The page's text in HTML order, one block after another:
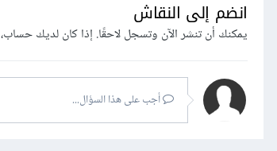
انضم إلى النقاش
يمكنك أن تنشر الآن وتسجل لاحقًا. إذا كان لديك حساب،
أجب على هذا السؤال...